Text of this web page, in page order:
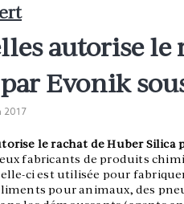
autorise le
Evonik
2017
le rachat de Huber Silica
fabricants de produits
ci est utilisée pour
pour animaux, des